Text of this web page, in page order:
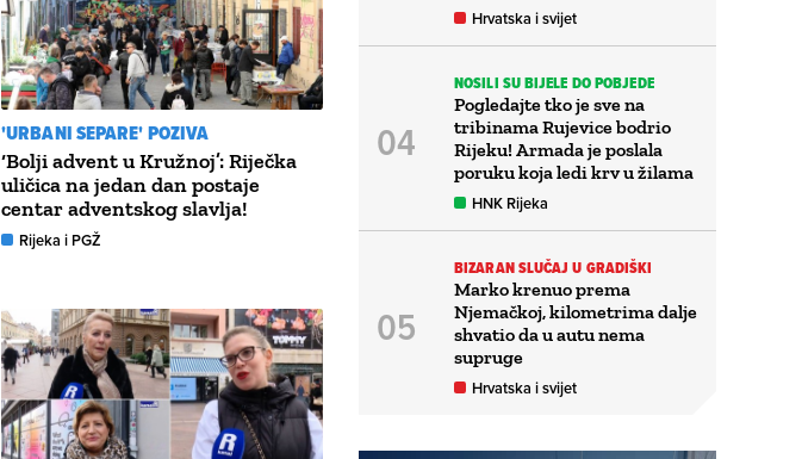
'URBANI SEPARE' POZIVA
‘Bolji advent u Kružnoj’: Riječka
uličica na jedan dan postaje
centar adventskog slavlja!
Rijeka i PGŽ
Hrvatska i svijet
NOSILI SU BIJELE DO POBJEDE
Pogledajte tko je sve na
tribinama Rujevice bodrio
Rijeku! Armada je poslala
poruku koja ledi krv u žilama
HNK Rijeka
BIZARAN SLUČAJ U GRADIŠKI
Marko krenuo prema
Njemačkoj, kilometrima dalje
shvatio da u autu nema
supruge
Hrvatska i svijet